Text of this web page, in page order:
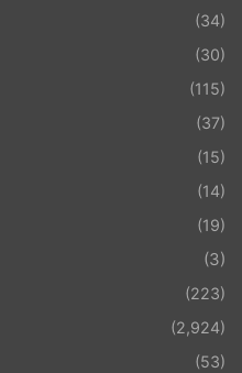
(34)
(30)
(115)
(37)
(15)
(14)
(19)
(3)
(223)
(2,924)
(53)